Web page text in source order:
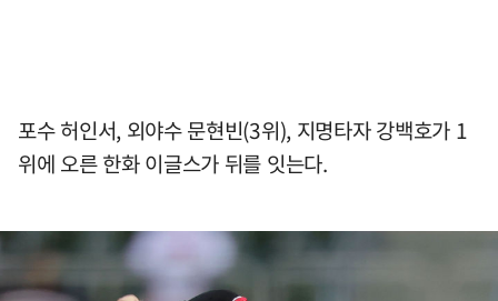
포수 허인서, 외야수 문현빈(3위), 지명타자 강백호가 1
위에 오른 한화 이글스가 뒤를 잇는다.